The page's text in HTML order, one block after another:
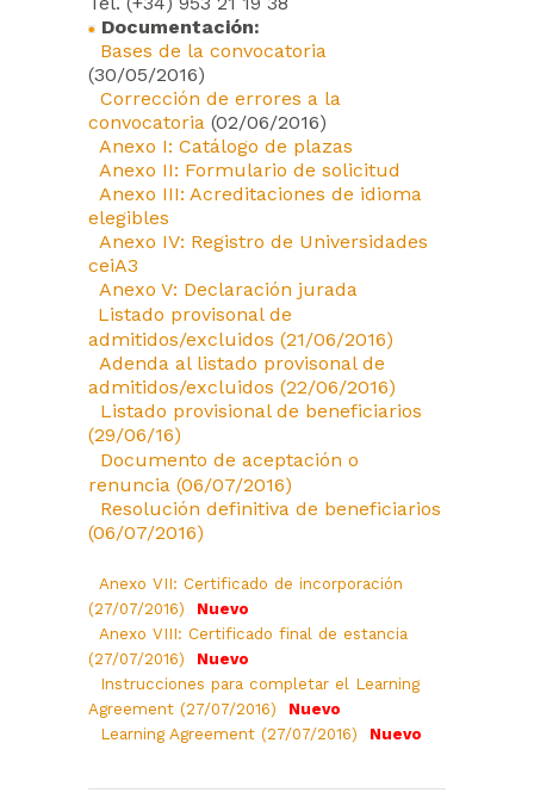
Documentación:
Bases de la convocatoria
(30/05/2016)
Corrección de errores a la
convocatoria (02/06/2016)
Anexo I: Catálogo de plazas
Anexo II: Formulario de solicitud
Anexo III: Acreditaciones de idioma
elegibles
Anexo IV: Registro de Universidades
ceiA3
Anexo V: Declaración jurada
Listado provisonal de
admitidos/excluidos (21/06/2016)
Adenda al listado provisonal de
admitidos/excluidos (22/06/2016)
Listado provisional de beneficiarios
(29/06/16)
Documento de aceptación o
renuncia (06/07/2016)
Resolución definitiva de beneficiarios
(06/07/2016)
Anexo VII: Certificado de incorporación
(27/07/2016)
Nuevo
Anexo VIII: Certificado final de estancia
(27/07/2016)
Nuevo
Instrucciones para completar el Learning
Agreement (27/07/2016)
Nuevo
Learning Agreement (27/07/2016)
Nuevo